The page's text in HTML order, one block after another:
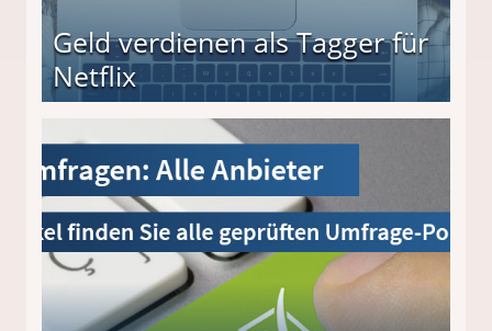
Geld verdienen als Tagger für
Netflix